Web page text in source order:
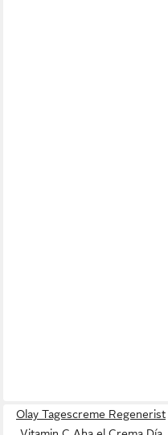
Olay Tagescreme Regenerist